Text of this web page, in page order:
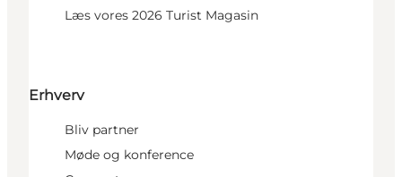
Læs vores 2026 Turist Magasin
Erhverv
Bliv partner
Møde og konference